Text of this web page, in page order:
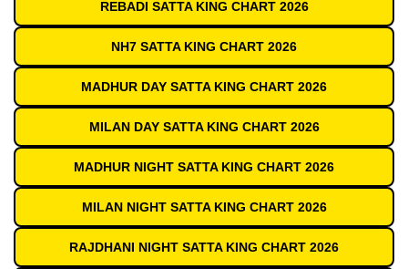
REBADI SATTA KING CHART 2026
NH7 SATTA KING CHART 2026
MADHUR DAY SATTA KING CHART 2026
MILAN DAY SATTA KING CHART 2026
MADHUR NIGHT SATTA KING CHART 2026
MILAN NIGHT SATTA KING CHART 2026
RAJDHANI NIGHT SATTA KING CHART 2026